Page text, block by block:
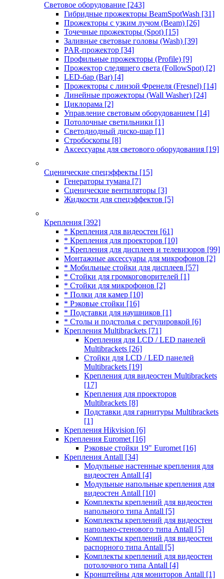
Световое оборудование [243]
Гибридные прожекторы BeamSpotWash [31]
Прожекторы с узким лучом (Beam) [26]
Точечные прожекторы (Spot) [15]
Заливные световые головы (Wash) [39]
PAR-прожектор [34]
Профильные прожекторы (Profile) [9]
Прожектор следящего света (FollowSpot) [2]
LED-бар (Bar) [4]
Прожекторы с линзой Френеля (Fresnel) [14]
Линейные прожекторы (Wall Washer) [24]
Циклорама [2]
Управление световым оборудованием [14]
Потолочные светильники [1]
Светодиодный диско-шар [1]
Стробоскопы [8]
Аксессуары для светового оборудования [19]
Сценические спецэффекты [15]
Генераторы тумана [7]
Сценические вентиляторы [3]
Жидкости для спецэффектов [5]
Крепления [392]
* Крепления для видеостен [61]
* Крепления для проекторов [10]
* Крепления для дисплеев и телевизоров [99]
Монтажные аксессуары для микрофонов [2]
* Мобильные стойки для дисплеев [57]
* Стойки для громкоговорителей [1]
* Стойки для микрофонов [2]
* Полки для камер [10]
* Рэковые стойки [16]
* Подставки для наушников [1]
* Столы и подстолья с регулировкой [6]
Крепления Multibrackets [71]
Крепления для LCD / LED панелей
Multibrackets [26]
Стойки для LCD / LED панелей
Multibrackets [19]
Крепления для видеостен Multibrackets
[17]
Крепления для проекторов
Multibrackets [8]
Подставки для гарнитуры Multibrackets
[1]
Крепления Hikvision [6]
Крепления Euromet [16]
Рэковые стойки 19" Euromet [16]
Крепления Antall [34]
Модульные настенные крепления для
видеостен Antall [4]
Модульные напольные крепления для
видеостен Antall [10]
Комплекты креплений для видеостен
напольного типа Antall [5]
Комплекты креплений для видеостен
напольно-стенового типа Antall [5]
Комплекты креплений для видеостен
распорного типа Antall [5]
Комплекты креплений для видеостен
потолочного типа Antall [4]
Кронштейны для мониторов Antall [1]